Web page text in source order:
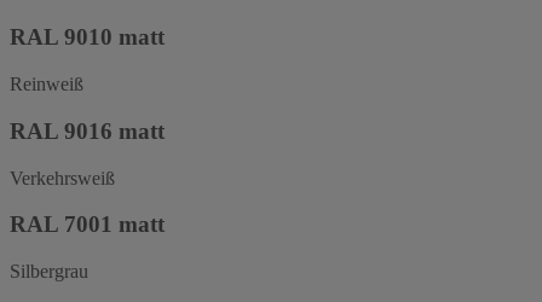
RAL 9010 matt
Reinweiß
RAL 9016 matt
Verkehrsweiß
RAL 7001 matt
Silbergrau